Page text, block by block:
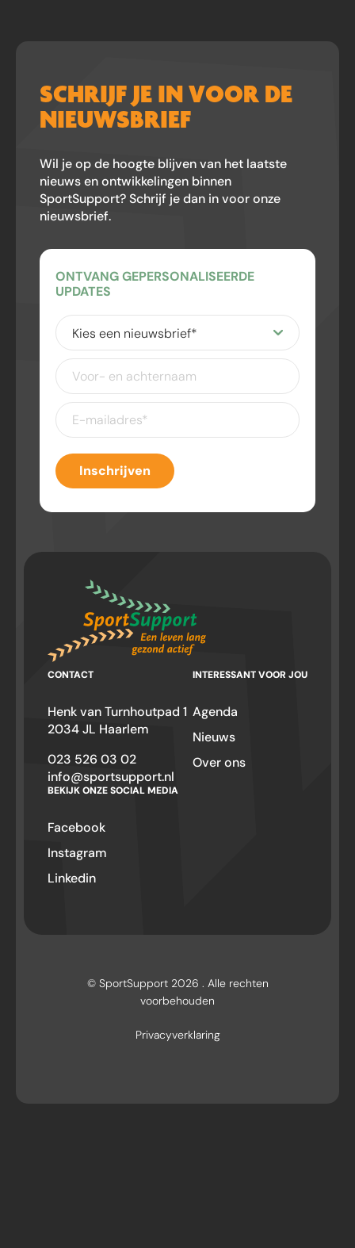
SCHRIJF JE IN VOOR DE
NIEUWSBRIEF
Wil je op de hoogte blijven van het laatste
nieuws en ontwikkelingen binnen
SportSupport? Schrijf je dan in voor onze
nieuwsbrief.
ONTVANG GEPERSONALISEERDE
UPDATES
Kies
een
nieuwsbrief(Vereist)
Voor-
en
achternaam
E-
mailadres(Vereist)
Inschrijven
CONTACT
Henk van Turnhoutpad 1
2034 JL Haarlem
023 526 03 02
info@sportsupport.nl
INTERESSANT VOOR JOU
Agenda
Nieuws
Over ons
BEKIJK ONZE SOCIAL MEDIA
Facebook
Instagram
Linkedin
© SportSupport 2026 . Alle rechten
voorbehouden
Privacyverklaring